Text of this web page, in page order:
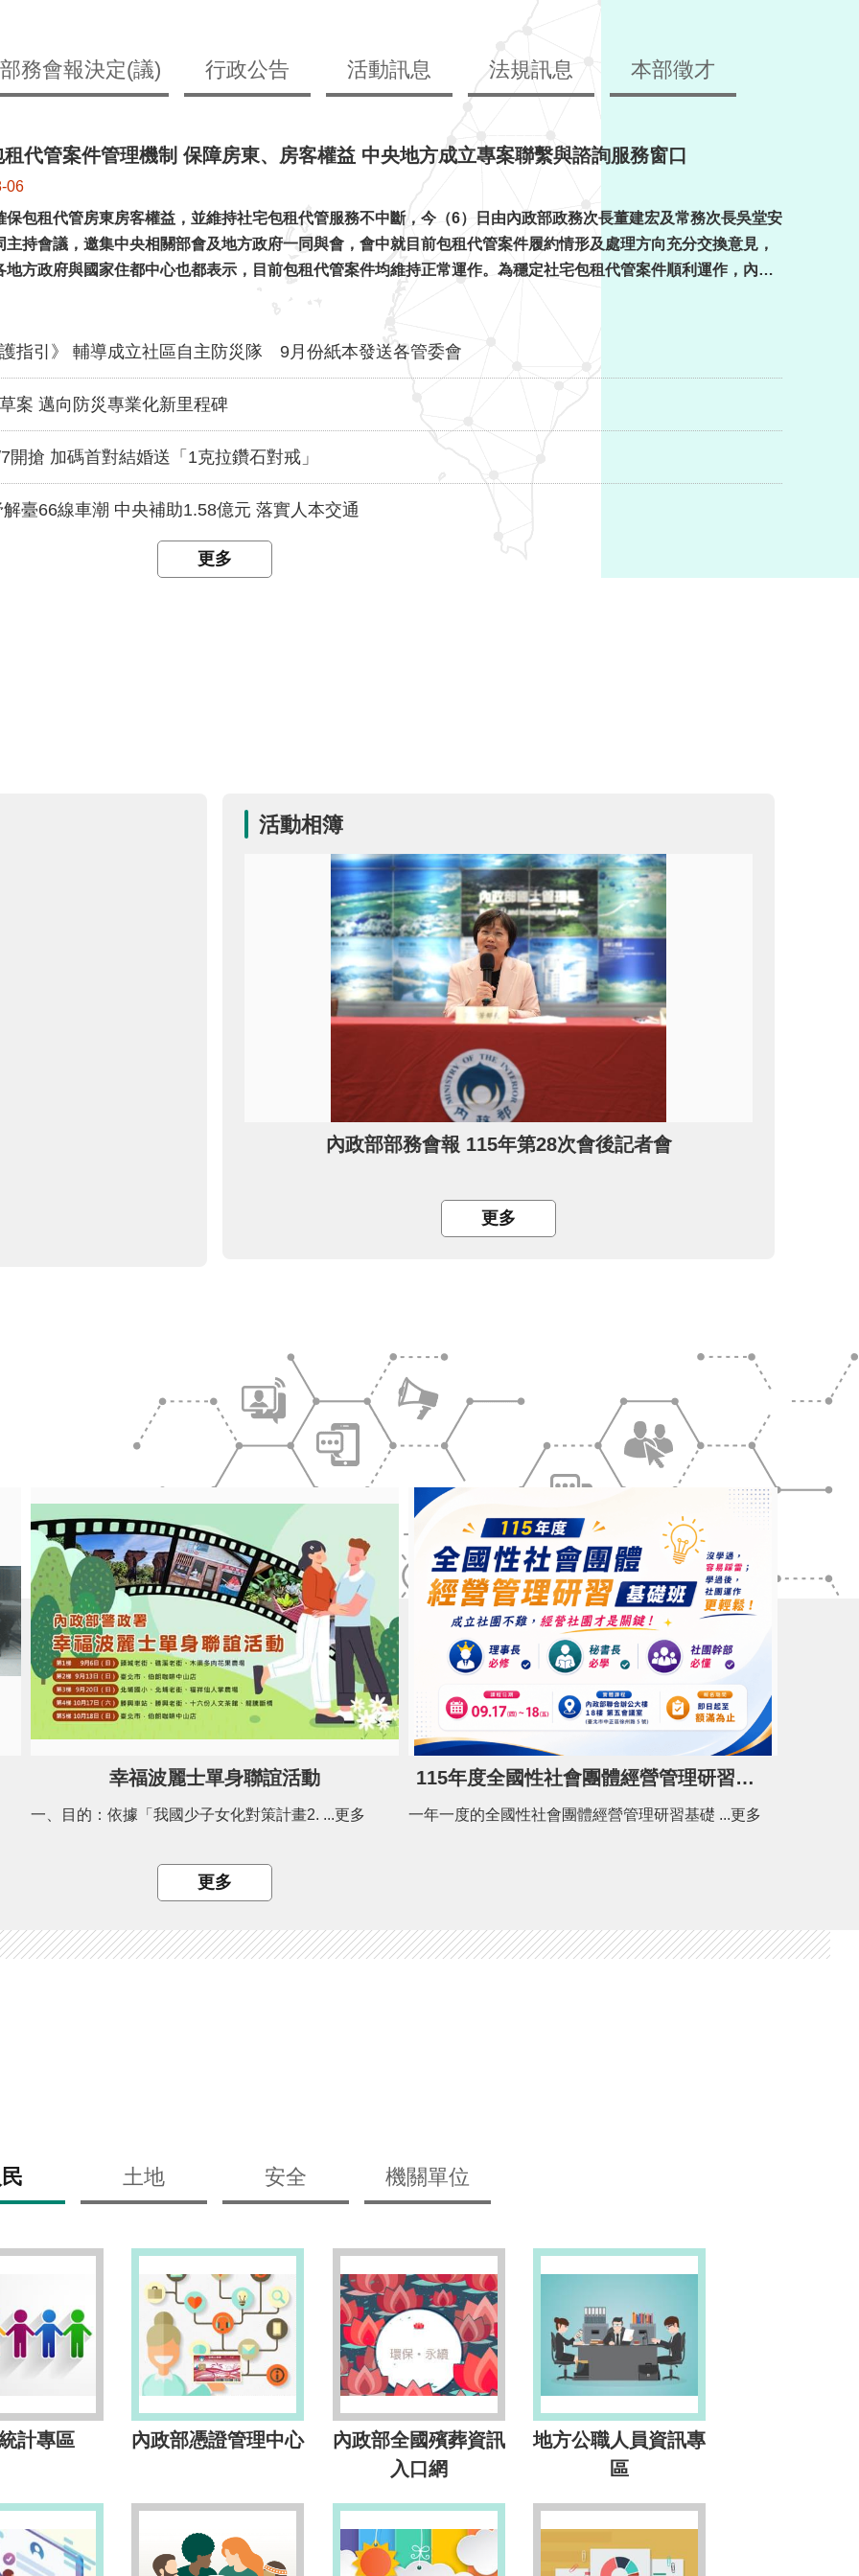
部務會報決定(議) 行政公告 活動訊息 法規訊息 本部徵才
租代管案件管理機制 保障房東、房客權益 中央地方成立專案聯繫與諮詢服務窗口
06
保包租代管房東房客權益，並維持社宅包租代管服務不中斷，今（6）日由內政部政務次長董建宏及常務次長吳堂安
主持會議，邀集中央相關部會及地方政府一同與會，會中就目前包租代管案件履約情形及處理方向充分交換意見，
地方政府與國家住都中心也都表示，目前包租代管案件均維持正常運作。為穩定社宅包租代管案件順利運作，內政
指引》 輔導成立社區自主防災隊 9月份紙本發送各管委會
案 邁向防災專業化新里程碑
搶 加碼首對結婚送「1克拉鑽石對戒」
臺66線車潮 中央補助1.58億元 落實人本交通
更多
活動相簿
內政部部務會報 115年第28次會後記者會
更多
幸福波麗士單身聯誼活動
一、目的：依據「我國少子女化對策計畫2. ...更多
115年度全國性社會團體經營管理研習基礎班開課了！
一年一度的全國性社會團體經營管理研習基礎 ...更多
更多
土地 安全 機關單位
計專區 內政部憑證管理中心
內政部全國殯葬資訊
入口網
地方公職人員資訊專
區